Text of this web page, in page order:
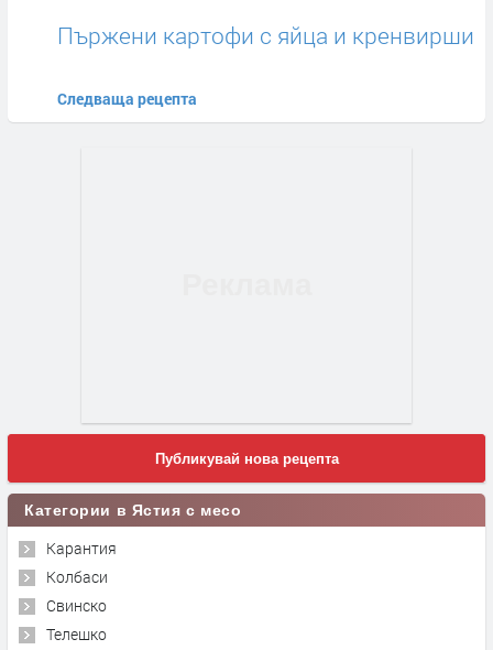
Пържени картофи с яйца и кренвирши
Следваща рецепта
Публикувай нова рецепта
Категории в Ястия с месо
Карантия
Колбаси
Свинско
Телешко